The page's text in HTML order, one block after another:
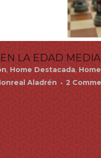
LA EDAD MEDIA
,Home Destacada,
Aladrén 2